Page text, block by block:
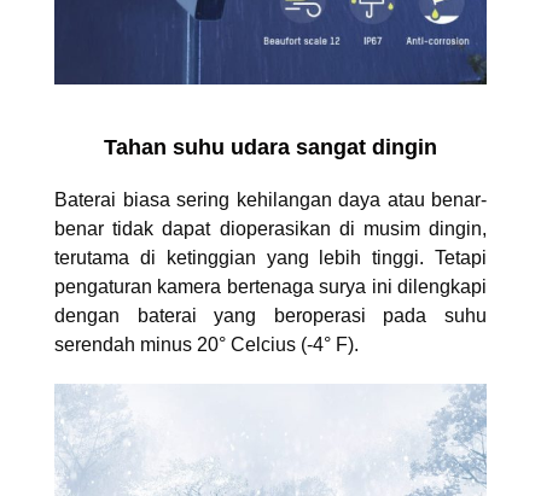
Tahan suhu udara sangat dingin
Baterai biasa sering kehilangan daya atau benar-
benar tidak dapat dioperasikan di musim dingin,
terutama di ketinggian yang lebih tinggi. Tetapi
pengaturan kamera bertenaga surya ini dilengkapi
dengan baterai yang beroperasi pada suhu
serendah minus 20° Celcius (-4° F).